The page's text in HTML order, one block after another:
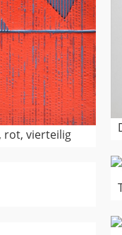
rot, vierteilig